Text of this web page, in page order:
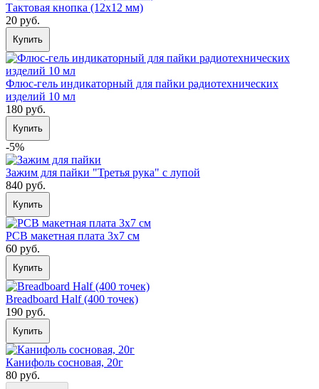
Тактовая кнопка (12х12 мм)
20 руб.
Купить
Флюс-гель индикаторный для пайки радиотехнических
изделий 10 мл
180 руб.
Купить
-5%
Зажим для пайки "Третья рука" с лупой
840 руб.
Купить
PCB макетная плата 3х7 см
60 руб.
Купить
Breadboard Half (400 точек)
190 руб.
Купить
Канифоль сосновая, 20г
80 руб.